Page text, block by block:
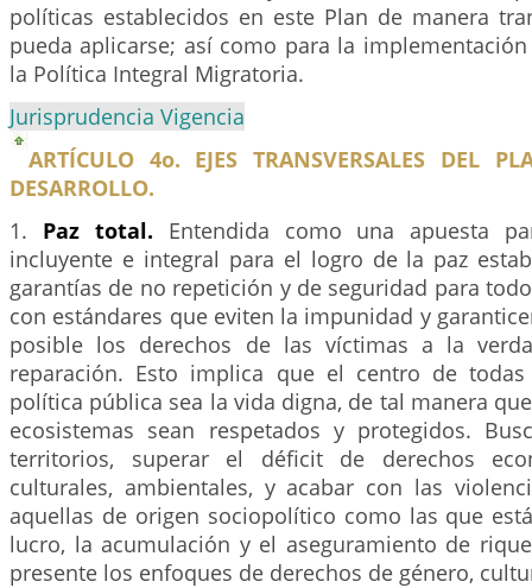
políticas establecidos en este Plan de manera
pueda aplicarse; así como para la
la Política Integral Migratoria.
Jurisprudencia Vigencia
ARTÍCULO 4o. EJES TRANSVERSALES DEL
DESARROLLO.
1. Paz total. Entendida como una apuesta
incluyente e integral para el logro de la paz
garantías de no repetición y de seguridad para
con estándares que eviten la impunidad y
posible los derechos de las víctimas a la
reparación. Esto implica que el centro de
política pública sea la vida digna, de tal manera
ecosistemas sean respetados y protegidos.
territorios, superar el déficit de derechos
culturales, ambientales, y acabar con las
aquellas de origen sociopolítico como las que
lucro, la acumulación y el aseguramiento de
presente los enfoques de derechos de género,